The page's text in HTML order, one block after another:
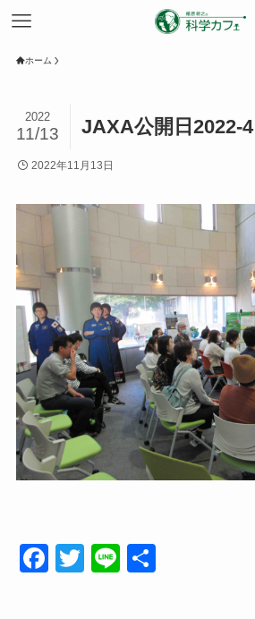
ホーム
JAXA公開日2022-4
2022
11/13
2022年11月13日
F
T
Li